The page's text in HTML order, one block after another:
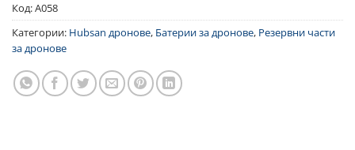
Код:A058
Категории: Hubsan дронове, Батерии за дронове, Резервни части
за дронове